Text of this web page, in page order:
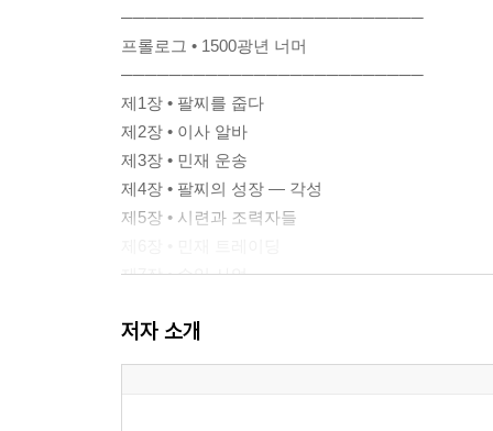
─────────────────────────
프롤로그 • 1500광년 너머
─────────────────────────
제1장 • 팔찌를 줍다
제2장 • 이사 알바
제3장 • 민재 운송
제4장 • 팔찌의 성장 — 각성
제5장 • 시련과 조력자들
제7장 • 수입 사업
제9장 • 지리산 여행
제10장 • 관악산과 박 소장
저자 소개